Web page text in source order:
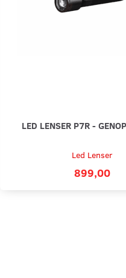
LED LENSER P7R -
Led Lenser
899,00